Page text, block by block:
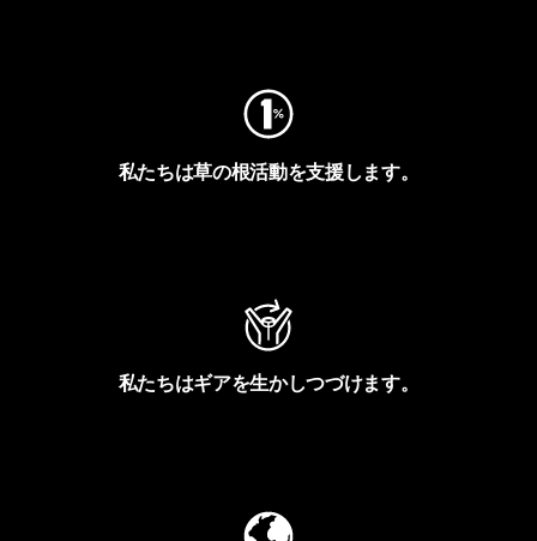
私たちは草の根活動を支援します。
私たちはギアを生かしつづけます。